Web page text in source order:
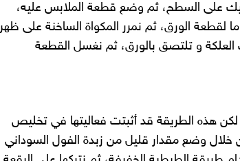
على السطح، ثم وضع قطعة الملابس عليه،
لقطعة الورق، ثم نمرر المكواة الساخنة على ظهر
و تلتصق بالورق، ثم نغسل القطعة
لكن هذه الطريقة قد أثبتت فعاليتها في تخليص
خلال وضع مقدار قليل من زبدة الفول السوداني